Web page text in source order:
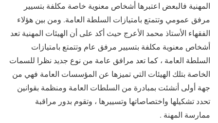
المهنية فالبعض اعتبرها أشخاص معنوية خاصة مكلفة بتسيير
مرفق عمومي وتتمتع بامتيازات السلطة العامة. ومن بين هؤلاء
الفقهاء الأستاذ محمد الأعرج حيث أكد على أن الهيئات المهنية تعد
أشخاص معنوية مكلفة بتسيير مرفق عام وتتمتع بامتيازات
السلطة العامة ، كما تعد مرافق عامة من نوع جديد نظرا للسمات
الخاصة بتلك الهيئات التي تميزها عن المؤسسات العامة فهي من
جهة أولى أنشئت بمبادرة من السلطات العامة ومنظمة بقوانين
تحدد تشكيلها واختصاصاتها وتسييرها ، وتقوم بدور مراقبة
ممارسة المهنة .